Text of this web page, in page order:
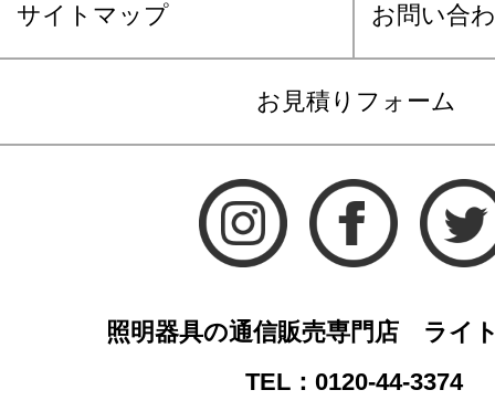
サイトマップ お問い合
お見積りフォーム
照明器具の通信販売専門店 ライ
TEL：0120-44-3374